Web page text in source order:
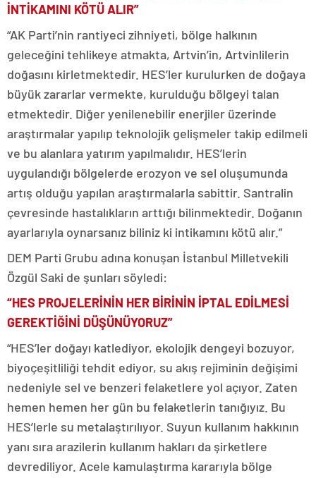
İNTİKAMINI KÖTÜ ALIR”
“AK Parti’nin rantiyeci zihniyeti, bölge halkının
geleceğini tehlikeye atmakta, Artvin’in, Artvinlilerin
doğasını kirletmektedir. HES’ler kurulurken de doğaya
büyük zararlar vermekte, kurulduğu bölgeyi talan
etmektedir. Diğer yenilenebilir enerjiler üzerinde
araştırmalar yapılıp teknolojik gelişmeler takip edilmeli
ve bu alanlara yatırım yapılmalıdır. HES’lerin
uygulandığı bölgelerde erozyon ve sel oluşumunda
artış olduğu yapılan araştırmalarla sabittir. Santralin
çevresinde hastalıkların arttığı bilinmektedir. Doğanın
ayarlarıyla oynarsanız biliniz ki intikamını kötü alır.”
DEM Parti Grubu adına konuşan İstanbul Milletvekili
Özgül Saki de şunları söyledi:
“HES PROJELERİNİN HER BİRİNİN İPTAL EDİLMESİ
GEREKTİĞİNİ DÜŞÜNÜYORUZ”
“HES’ler doğayı katlediyor, ekolojik dengeyi bozuyor,
biyoçeşitliliği tehdit ediyor, su akış rejiminin değişimi
nedeniyle sel ve benzeri felaketlere yol açıyor. Zaten
hemen hemen her gün bu felaketlerin tanığıyız. Bu
HES’lerle su metalaştırılıyor. Suyun kullanım hakkının
yanı sıra arazilerin kullanım hakları da şirketlere
devrediliyor. Acele kamulaştırma kararıyla bölge